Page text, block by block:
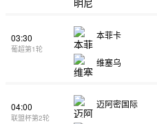
03:30
葡超第1轮
本菲卡
维塞乌
04:00
联盟杯第2轮
迈阿密国际